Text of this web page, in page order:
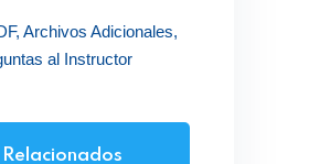
Archivos Adicionales,
al Instructor
Relacionados